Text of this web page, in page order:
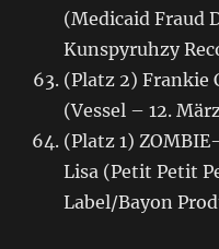
(Medicaid Fraud
Kunspyruhzy
(Platz 2) Frankie
(Vessel – 12.
(Platz 1)
Lisa (Petit Petit
Label/Bayon